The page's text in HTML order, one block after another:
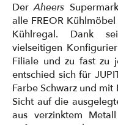
DerAheers
alle FREOR
Kühlregal. Dank
vielseitigen
Filiale und zu fast zu
entschied sich für
Farbe Schwarz und
Sicht auf die
aus verzinktem